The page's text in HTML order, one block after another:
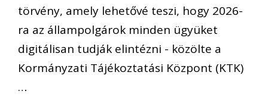
törvény, amely lehetővé teszi, hogy 2026-
ra az állampolgárok minden ügyüket
digitálisan tudják elintézni - közölte a
Kormányzati Tájékoztatási Központ (KTK)
…